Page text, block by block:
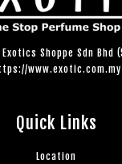
Shoppe Sdn Bhd
www.exotic.com.my
Quick Links
Location